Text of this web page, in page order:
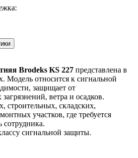
Brodeks KS 227 представлена в
Модель относится к сигнальной
защищает от
ветра и осадков.
строительных, складских,
участков, где требуется
сотрудника.
сигнальной защиты.